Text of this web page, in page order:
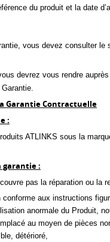
du produit et la date
vous devez consulter le
devrez vous rendre
Garantie Contractuelle
:
ATLINKS sous la
garantie :
pas la réparation ou
aux instructions
anormale du Produit,
au moyen de pièces
détérioré,